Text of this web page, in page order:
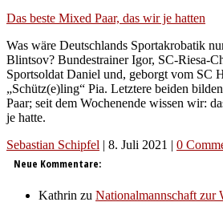
Das beste Mixed Paar, das wir je hatten
Was wäre Deutschlands Sportakrobatik
Blintsov? Bundestrainer Igor, SC-Riesa-
Sportsoldat Daniel und, geborgt vom SC
„Schütz(e)ling“ Pia. Letztere beiden
Paar; seit dem Wochenende wissen wir:
je hatte.
Sebastian Schipfel | 8. Juli 2021 | 0
Neue Kommentare:
Kathrin zu Nationalmannschaft zur